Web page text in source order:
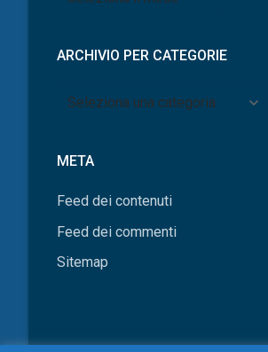
ARCHIVIO PER CATEGORIE
Archivio
META
Feed dei contenuti
Feed dei commenti
Sitemap